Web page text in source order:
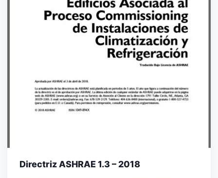
Directriz ASHRAE 1.3 – 2018